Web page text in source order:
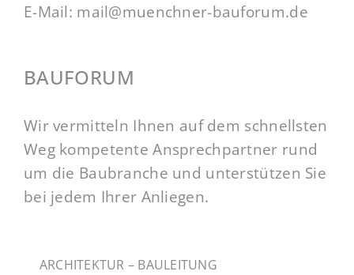
E-Mail: mail@muenchner-bauforum.de
BAUFORUM
Wir vermitteln Ihnen auf dem schnellsten
Weg kompetente Ansprechpartner rund
um die Baubranche und unterstützen Sie
bei jedem Ihrer Anliegen.
ARCHITEKTUR – BAULEITUNG